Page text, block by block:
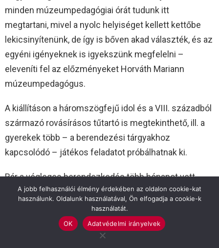
minden múzeumpedagógiai órát tudunk itt
megtartani, mivel a nyolc helyiséget kellett kettőbe
lekicsinyítenünk, de így is bőven akad választék, és az
egyéni igényeknek is igyekszünk megfelelni –
eleveníti fel az előzményeket Horváth Mariann
múzeumpedagógus.
A kiállításon a háromszögfejű idol és a VIII. századból
származó rovásírásos tűtartó is megtekinthető, ill. a
gyerekek több – a berendezési tárgyakhoz
kapcsolódó – játékos feladatot próbálhatnak ki.
Bár a végleges berendezkedés több hónapot vett
igénybe, az intézmény munkatársai már májustól
fogadtak csoportokat. A hely szűkét
leleményességgel és az udvar adta lehetőséggel
kombinálták, párhuzamos elfoglaltságot kínálva
A jobb felhasználói élmény érdekében az oldalon cookie-kat
használunk. Oldalunk használatával, Ön elfogadja a cookie-k
használatát.
OK
Adatvédelmi irányelvek